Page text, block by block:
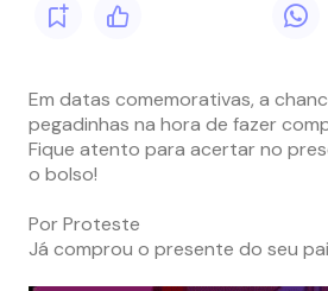
Em datas comemorativas, a
pegadinhas na hora de fazer
Fique atento para acertar no
o bolso!
Por Proteste
Já comprou o presente do seu